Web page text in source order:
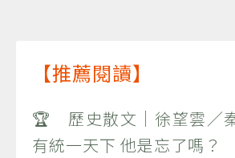
【推薦閱讀】
🏆 歷史散文｜徐望雲／
有統一天下 他是忘了嗎？